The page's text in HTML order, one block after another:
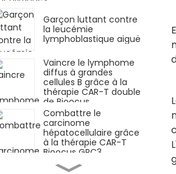
Garçon luttant contre
la leucémie
lymphoblastique aiguë
Vaincre le lymphome
diffus à grandes
cellules B grâce à la
thérapie CAR-T double
de Bioocus
Combattre le
carcinome
hépatocellulaire grâce
à la thérapie CAR-T
Bioocus GPC3
Réponse remarquable